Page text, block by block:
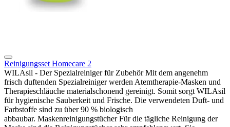
Reinigungsset Homecare 2
WILAsil - Der Spezialreiniger für Zubehör Mit dem angenehm
frisch duftenden Spezialreiniger werden Atemtherapie-Masken und
Therapieschläuche materialschonend gereinigt. Somit sorgt WILAsil
für hygienische Sauberkeit und Frische. Die verwendeten Duft- und
Farbstoffe sind zu über 90 % biologisch
abbaubar. Maskenreinigungstücher Für die tägliche Reinigung der